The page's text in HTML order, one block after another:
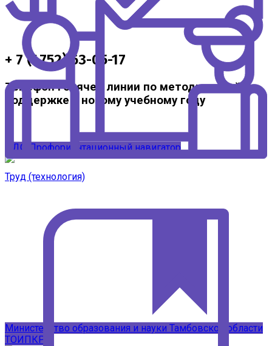
+ 7 (4752) 63-05-17
Телефон горячей линии по методической
поддержке к новому учебному году
ЦДО Профориентационный навигатор
Подписывайтесь на наши каналы в
Министерство образования и науки Тамбовской области
ТОИПКРО
Труд (технология)